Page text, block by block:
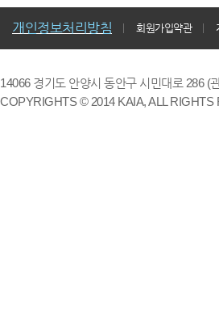
개인정보처리방침 회원가입약관
14066 경기도 안양시 동안구 시민대로 286
COPYRIGHTS © 2014 KAIA, ALL RIGHTS